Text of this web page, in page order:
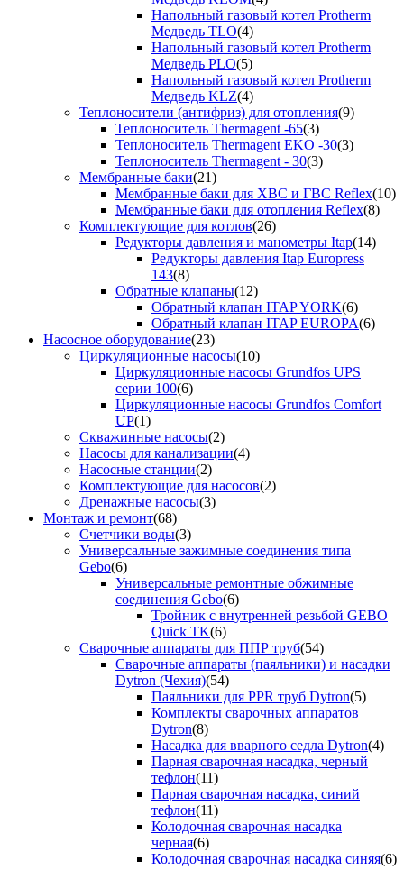
Напольный газовый котел Protherm
Медведь TLO(4)
Напольный газовый котел Protherm
Медведь PLO(5)
Напольный газовый котел Protherm
Медведь KLZ(4)
Теплоносители (антифриз) для отопления(9)
Теплоноситель Thermagent -65(3)
Теплоноситель Thermagent EKO -30(3)
Теплоноситель Thermagent - 30(3)
Мембранные баки(21)
Мембранные баки для ХВС и ГВС Reflex(10)
Мембранные баки для отопления Reflex(8)
Комплектующие для котлов(26)
Редукторы давления и манометры Itap(14)
Редукторы давления Itap Europress
143(8)
Обратные клапаны(12)
Обратный клапан ITAP YORK(6)
Обратный клапан ITAP EUROPA(6)
Насосное оборудование(23)
Циркуляционные насосы(10)
Циркуляционные насосы Grundfos UPS
серии 100(6)
Циркуляционные насосы Grundfos Comfort
UP(1)
Скважинные насосы(2)
Насосы для канализации(4)
Насосные станции(2)
Комплектующие для насосов(2)
Дренажные насосы(3)
Монтаж и ремонт(68)
Счетчики воды(3)
Универсальные зажимные соединения типа
Gebo(6)
Универсальные ремонтные обжимные
соединения Gebo(6)
Тройник с внутренней резьбой GEBO
Quick TK(6)
Сварочные аппараты для ППР труб(54)
Сварочные аппараты (паяльники) и насадки
Dytron (Чехия)(54)
Паяльники для PPR труб Dytron(5)
Комплекты сварочных аппаратов
Dytron(8)
Насадка для вварного седла Dytron(4)
Парная сварочная насадка, черный
тефлон(11)
Парная сварочная насадка, синий
тефлон(11)
Колодочная сварочная насадка
черная(6)
Колодочная сварочная насадка синяя(6)